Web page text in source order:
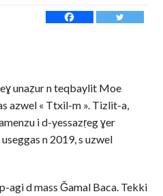
unaẓur n teqbaylit Moe
azwel « Ttxil-m ». Tizlit-a,
i d-yessazṛeg ɣer
n 2019, s uzwel
agi d mass Ǧamal Baca. Tekki